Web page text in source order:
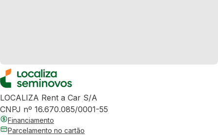
LOCALIZA Rent a Car S/A
CNPJ nº 16.670.085/0001-55
Financiamento
Parcelamento no cartão